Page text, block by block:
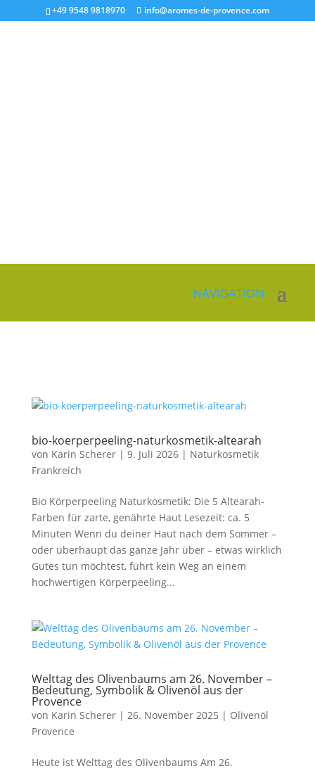
+49 9548 9818970 info@aromes-de-provence.com
bio-koerperpeeling-naturkosmetik-altearah
von Karin Scherer| 9. Juli 2026| Naturkosmetik
Frankreich
Bio Körperpeeling Naturkosmetik: Die 5 Altearah-
Farben für zarte, genährte Haut Lesezeit: ca. 5
Minuten Wenn du deiner Haut nach dem Sommer –
oder überhaupt das ganze Jahr über – etwas wirklich
Gutes tun möchtest, führt kein Weg an einem
hochwertigen Körperpeeling...
Welttag des Olivenbaums am 26. November –
Bedeutung, Symbolik & Olivenöl aus der
Provence
von Karin Scherer| 26. November 2025 | Olivenöl
Provence
Heute ist Welttag des Olivenbaums Am 26.